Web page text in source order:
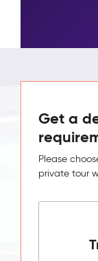
Get a
Please
private tour